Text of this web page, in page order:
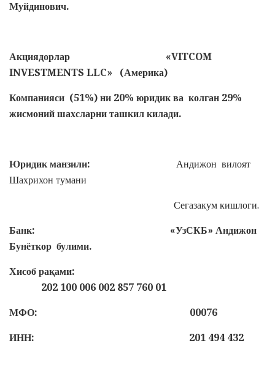
Муйдинович.
Акциядорлар «VITCOM
INVESTMENTS LLC» (Америка)
Компанияси (51%) ни 20% юридик ва колган 29%
жисмоний шахсларни ташкил килади.
Юридик манзили: Андижон вилоят
Шахрихон тумани
Сегазакум кишлоги.
Банк: «УзСКБ» Андижон
Бунёткор булими.
Хисоб рақами:
202 100 006 002 857 760 01
МФО: 00076
ИНН: 201 494 432